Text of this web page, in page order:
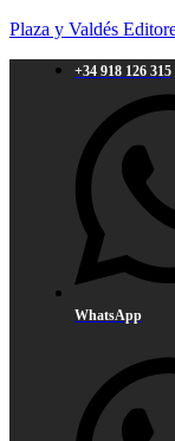
Plaza y Valdés
+34 918 126 315
WhatsApp